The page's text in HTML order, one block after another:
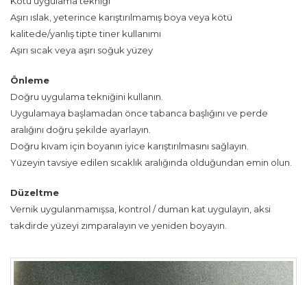
Aşırı ıslak, yeterince karıştırılmamış boya veya kötü
kalitede/yanlış tipte tiner kullanımı
Aşırı sıcak veya aşırı soğuk yüzey
Önleme
Doğru uygulama tekniğini kullanın.
Uygulamaya başlamadan önce tabanca başlığını ve perde
aralığını doğru şekilde ayarlayın.
Doğru kıvam için boyanın iyice karıştırılmasını sağlayın.
Yüzeyin tavsiye edilen sıcaklık aralığında olduğundan emin olun.
Düzeltme
Vernik uygulanmamışsa, kontrol / duman kat uygulayın, aksi
takdirde yüzeyi zımparalayın ve yeniden boyayın.